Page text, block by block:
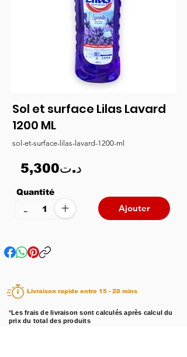
Sol et surface Lilas Lavard
1200 ML
sol-et-surface-lilas-lavard-1200-ml
5,300د.ت
Quantité
+
- Ajouter
Livraison rapide entre 15 - 20 mins
*Les frais de livraison sont calculés après calcul du
prix du total des produits